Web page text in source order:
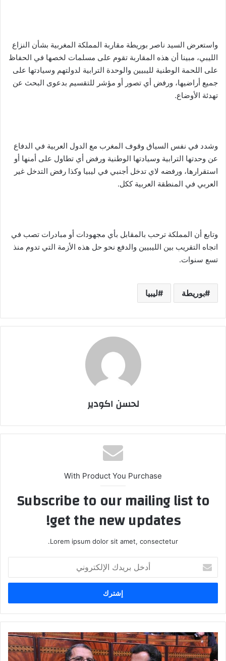
واستعرض السيد ناصر بوريطة مقاربة المملكة المغربية بشأن النزاع
الليبي، مبينا أن هذه المقاربة تقوم على مسلمات لخصها في الحفاظ
على اللحمة الوطنية لليبيين والوحدة الترابية لدولتهم وسيادتها على
جميع أراضيها، ورفض أي تصور أو مؤشر للتقسيم بدعوى البحث عن
تهدئة الأوضاع.
وشدد في نفس السياق وقوف المغرب مع الدول العربية في الدفاع
عن وحدتها الترابية وسيادتها الوطنية ورفض أي تطاول على أمنها أو
استقرارها، ورفضه لاي تدخل أجنبي في ليبيا وكذا رفض التدخل غير
العربي في المنطقة العربية ككل.
وتابع أن المملكة ترحب بالمقابل بأي مجهودات أو مبادرات تصب في
اتجاه التقريب بين الليبيين والدفع نحو حل هذه الأزمة التي تدوم منذ
تسع سنوات.
بوريطة ليبيا
لحسن اكودير
With Product You Purchase
Subscribe to our mailing list to
get the new updates!
Lorem ipsum dolor sit amet, consectetur.
خ
ب
ر
د
ك
ا
م
ق
ا